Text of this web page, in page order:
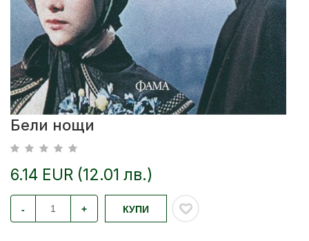
Бели нощи
6.14 EUR (12.01 лв.)
- + КУПИ